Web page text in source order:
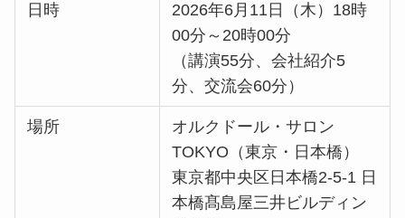
日時
2026年6月11日（木）18時
00分～20時00分
（講演55分、会社紹介5
分、交流会60分）
場所
オルクドール・サロン
TOKYO（東京・日本橋）
東京都中央区日本橋2-5-1 日
本橋髙島屋三井ビルディン